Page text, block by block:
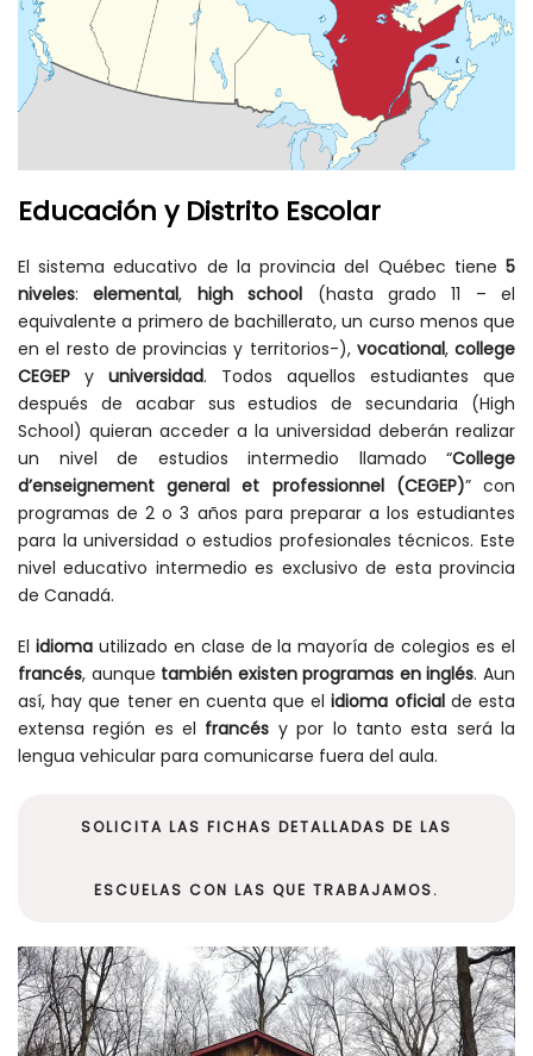
Educación y Distrito Escolar
El sistema educativo de la provincia del Québec tiene 5
niveles:elemental, high school (hasta grado 11 – el
equivalente a primero de bachillerato, un curso menos que
en el resto de provincias y territorios-), vocational, college
CEGEP y universidad. Todos aquellos estudiantes que
después de acabar sus estudios de secundaria (High
School) quieran acceder a la universidad deberán realizar
un nivel de estudios intermedio llamado “College
d’enseignement general et professionnel (CEGEP)” con
programas de 2 o 3 años para preparar a los estudiantes
para la universidad o estudios profesionales técnicos. Este
nivel educativo intermedio es exclusivo de esta provincia
de Canadá.
El idiomautilizado en clase de la mayoría de colegios es el
francés, aunque también existen programas en inglés. Aun
así, hay que tener en cuenta que elidioma oficialde esta
extensa región es el francés y por lo tanto esta será la
lengua vehicular para comunicarse fuera del aula.
SOLICITA LAS FICHAS DETALLADAS DE LAS
ESCUELAS CON LAS QUE TRABAJAMOS.